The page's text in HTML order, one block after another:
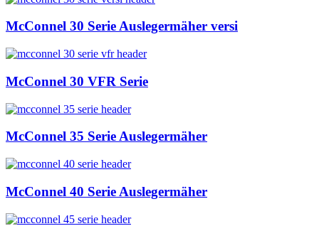
McConnel 30 Serie Auslegermäher versi
McConnel 30 VFR Serie
McConnel 35 Serie Auslegermäher
McConnel 40 Serie Auslegermäher